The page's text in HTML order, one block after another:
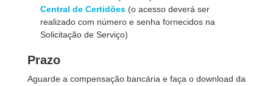
Central de Certidões (o acesso deverá ser
realizado com número e senha fornecidos na
Solicitação de Serviço)
Prazo
Aguarde a compensação bancária e faça o download da